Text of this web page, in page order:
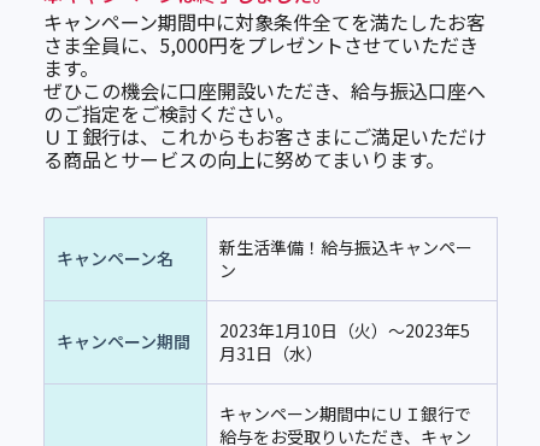
キャンペーン期間中に対象条件全てを満たしたお客
さま全員に、5,000円をプレゼントさせていただき
ます。
ぜひこの機会に口座開設いただき、給与振込口座へ
のご指定をご検討ください。
ＵＩ銀行は、これからもお客さまにご満足いただけ
る商品とサービスの向上に努めてまいります。
キャンペーン名
新生活準備！給与振込キャンペー
ン
キャンペーン期間 2023年1月10日（火）～2023年5
月31日（水）
キャンペーン期間中にＵＩ銀行で
給与をお受取りいただき、キャン